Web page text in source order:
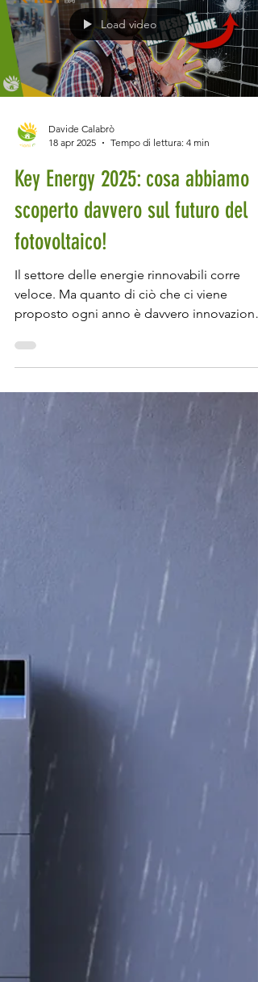
sostenibile, magari pure 100% elettrica e
senza gas. Sì, certo. Buona fortuna. Ma sai
una cosa? S
Load video
Davide Calabrò
18 apr 2025
Tempo di lettura: 4 min
Key Energy 2025: cosa abbiamo
scoperto davvero sul futuro del
fotovoltaico!
Il settore delle energie rinnovabili corre
veloce. Ma quanto di ciò che ci viene
proposto ogni anno è davvero innovazione,